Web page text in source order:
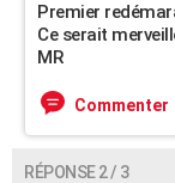
Premier
Ce serait
MR
Commenter
RÉPONSE 2 / 3